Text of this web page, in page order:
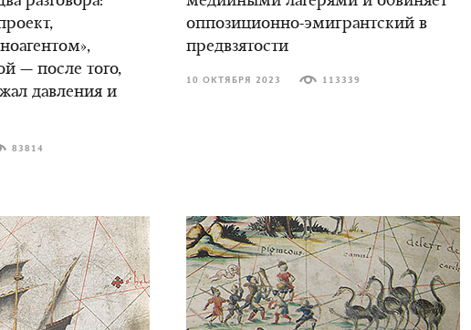
— после того,
давления и
83814
оппозиционно-эмигрантский в
предвзятости
10 ОКТЯБРЯ 2023 113339